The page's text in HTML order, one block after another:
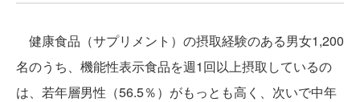
健康食品（サプリメント）の摂取経験のある男女1,200
名のうち、機能性表示食品を週1回以上摂取しているの
は、若年層男性（56.5％）がもっとも高く、次いで中年